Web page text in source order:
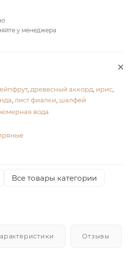
у менеджера
, древесный аккорд ирис
лист фиалки шалфей
вода
Все товары категории
Отзывы